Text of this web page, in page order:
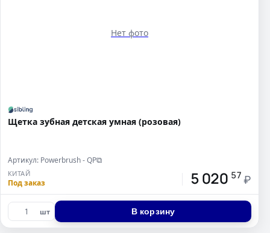
Нет фото
Щетка зубная детская умная (розовая)
Артикул: Powerbrush - QP⧉
КИТАЙ
Под заказ 5 020 57 ₽
шт В корзину